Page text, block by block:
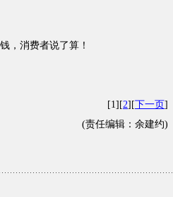
消费者说了算！
[1][2][下一页]
(责任编辑：余建约)